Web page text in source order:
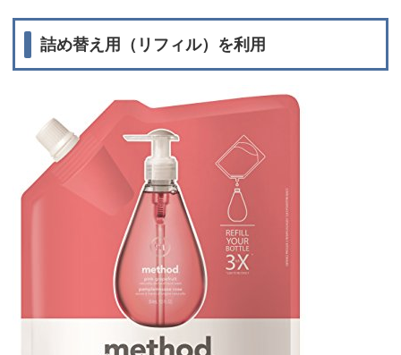
詰め替え用（リフィル）を利用